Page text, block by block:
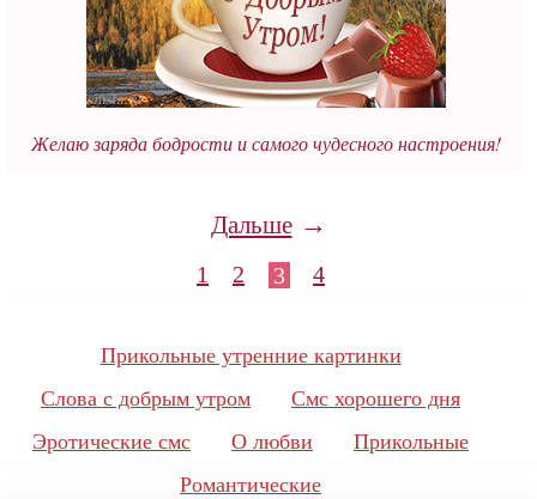
Желаю заряда бодрости и самого чудесного настроения!
Дальше→
1 2 3 4
Прикольные утренние картинки
Слова с добрым утром
Смс хорошего дня
Эротические смс
О любви
Прикольные
Романтические